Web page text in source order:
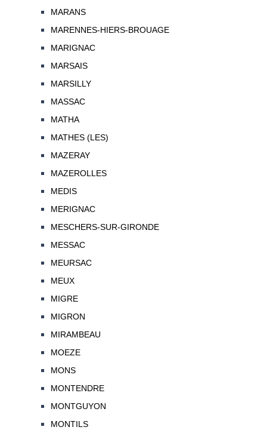
MARANS
MARENNES-HIERS-BROUAGE
MARIGNAC
MARSAIS
MARSILLY
MASSAC
MATHA
MATHES (LES)
MAZERAY
MAZEROLLES
MEDIS
MERIGNAC
MESCHERS-SUR-GIRONDE
MESSAC
MEURSAC
MEUX
MIGRE
MIGRON
MIRAMBEAU
MOEZE
MONS
MONTENDRE
MONTGUYON
MONTILS